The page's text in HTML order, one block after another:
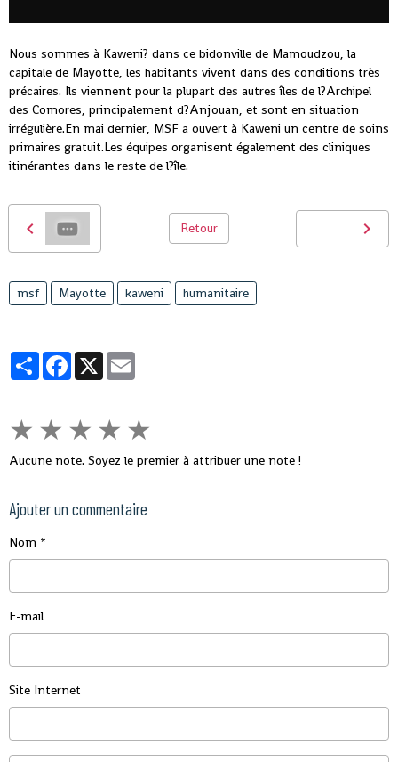
Nous sommes à Kaweni? dans ce bidonville de Mamoudzou, la
capitale de Mayotte, les habitants vivent dans des conditions très
précaires. Ils viennent pour la plupart des autres îles de l?Archipel
des Comores, principalement d?Anjouan, et sont en situation
irrégulière.En mai dernier, MSF a ouvert à Kaweni un centre de soins
primaires gratuit.Les équipes organisent également des cliniques
itinérantes dans le reste de l?île.
Retour
msf Mayotte kaweni humanitaire
PartagerFacebook
X
★ ★ ★ ★ ★
Aucune note. Soyez le premier à attribuer une note !
Ajouter un commentaire
Nom
E-mail
Site Internet